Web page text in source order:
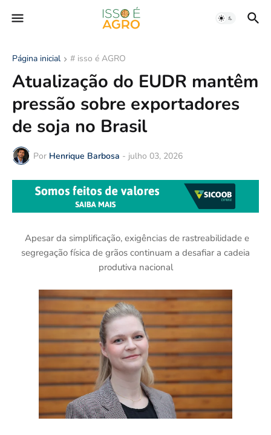
Página inicial # isso é AGRO
Atualização do EUDR mantêm
pressão sobre exportadores
de soja no Brasil
Por Henrique Barbosa - julho 03, 2026
Apesar da simplificação, exigências de rastreabilidade e
segregação física de grãos continuam a desafiar a cadeia
produtiva nacional